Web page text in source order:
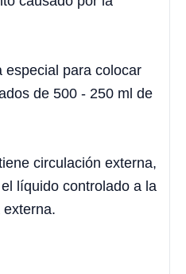
especial para colocar
de 500 - 250 ml de
circulación externa,
líquido controlado a la